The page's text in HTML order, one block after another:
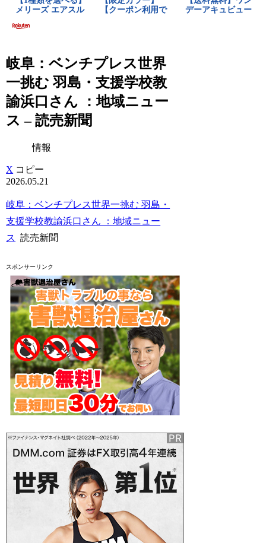
岐阜：ベンチプレス世界
一挑む 羽島・支援学校教
諭浜口さん ：地域ニュー
ス – 読売新聞
情報
X コピー
2026.05.21
岐阜：ベンチプレス世界一挑む 羽島・
支援学校教諭浜口さん ：地域ニュー
ス 読売新聞
スポンサーリンク